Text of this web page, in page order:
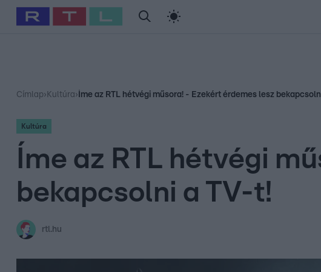
Babits Marcella Szellő István Most Wanted
Címlap› Kultúra› Íme az RTL hétvégi műsora! - Ezekért érdemes lesz
Kultúra
Íme az RTL hétvégi
bekapcsolni a TV-t!
rtl.hu